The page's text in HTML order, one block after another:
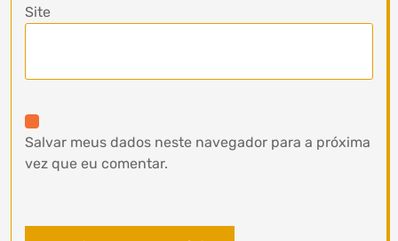
Site
Salvar meus dados neste navegador para a próxima
vez que eu comentar.